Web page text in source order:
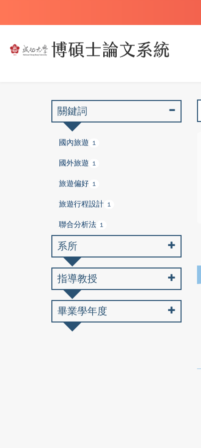
關鍵詞
國內旅遊 1
國外旅遊 1
旅遊偏好 1
旅遊行程設計 1
聯合分析法 1
系所
指導教授
畢業學年度